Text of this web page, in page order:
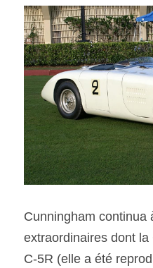
Cunningham continua
extraordinaires dont
C-5R (elle a été